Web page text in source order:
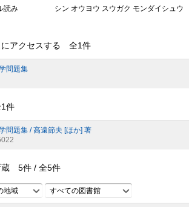
読み シン オウヨウ スウガク モンダイシュウ
にアクセスする 全1件
問題集
1件
問題集 / 高遠節夫 [ほか] 著
蔵 5件 / 全5件
地域 すべての図書館